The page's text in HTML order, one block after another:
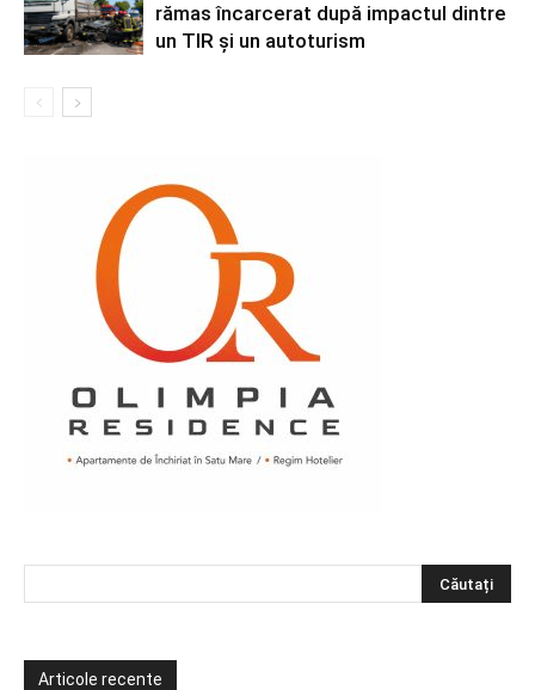
rămas încarcerat după impactul dintre
un TIR și un autoturism
Articole recente